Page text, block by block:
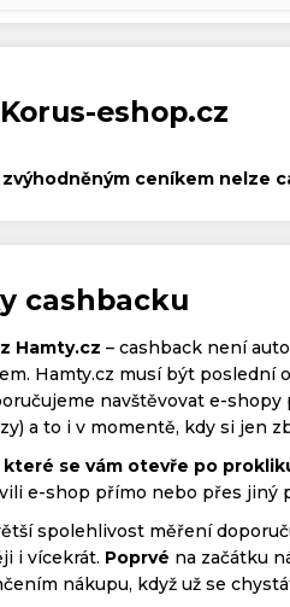
eshop.cz
ceníkem nelze
cashbacku
Hamty.cz – cashback není
Hamty.cz musí být
navštěvovat e-
a to i v momentě, kdy si jen
se vám otevře po
e-shop přímo nebo přes jiný
spolehlivost měření
i vícekrát. Poprvé na začátku
nákupu, když už se